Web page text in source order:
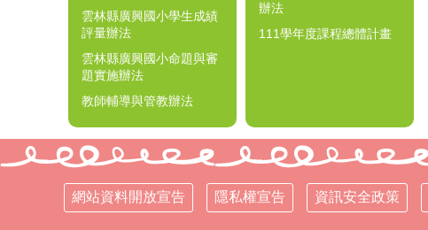
雲林縣廣興國小學生成績
評量辦法
雲林縣廣興國小命題與審
題實施辦法
教師輔導與管教辦法
辦法
111學年度課程總體計畫
網站資料開放宣告 隱私權宣告 資訊安全政策